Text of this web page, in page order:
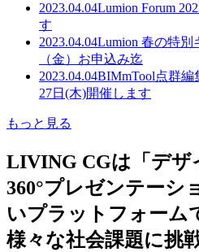
2023.04.04Lumion Forum
す
2023.04.04Lumion 春の特別
（金）お申込み迄
2023.04.04BIMmTool点群編
27日(木)開催します
もっと見る
LIVING CGは「デザ
360°プレゼンテーシ
いプラットフォーム
様々な社会課題に挑